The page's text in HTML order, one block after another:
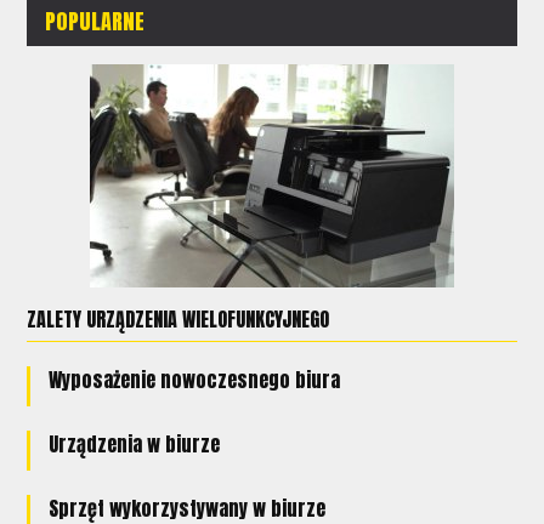
POPULARNE
ZALETY URZĄDZENIA WIELOFUNKCYJNEGO
Wyposażenie nowoczesnego biura
Urządzenia w biurze
Sprzęt wykorzystywany w biurze